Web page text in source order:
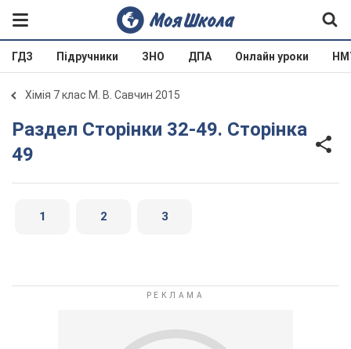
ГДЗ Підручники ЗНО ДПА Онлайн уроки
Хімія 7 клас М. В. Савчин 2015
Раздел Сторінки 32-49. Сторінка
49
1 2 3